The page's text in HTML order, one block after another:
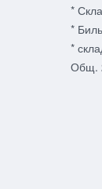
*
*
*
Общ.